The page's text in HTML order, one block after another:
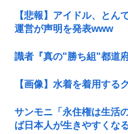
【悲報】アイドル、と
運営が声明を発表www
識者『真の"勝ち組"都道
【画像】水着を着用する
サンモニ「永住権は生活
ば日本人が生きやすくな